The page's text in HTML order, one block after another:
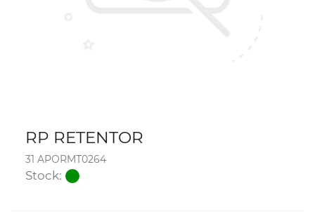
RP RETENTOR
31 APORMT0264
Stock: